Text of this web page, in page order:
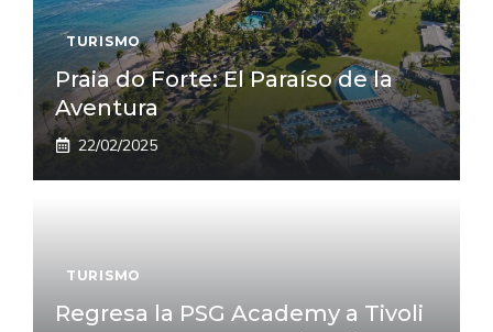
TURISMO
Praia do Forte: El Paraíso de la
Aventura
22/02/2025
TURISMO
Regresa la PSG Academy a Tivoli